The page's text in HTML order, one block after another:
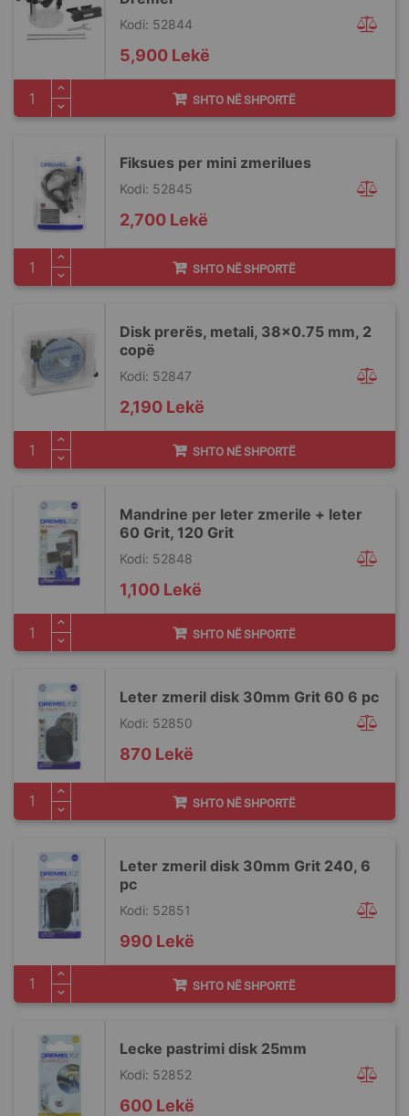
Kodi: 52844
5,900 Lekë
SHTO NË SHPORTË
Fiksues per mini zmerilues
Kodi: 52845
2,700 Lekë
SHTO NË SHPORTË
Disk prerës, metali, 38x0.75 mm, 2
copë
Kodi: 52847
2,190 Lekë
SHTO NË SHPORTË
Mandrine per leter zmerile + leter
60 Grit, 120 Grit
Kodi: 52848
1,100 Lekë
SHTO NË SHPORTË
Leter zmeril disk 30mm Grit 60 6 pc
Kodi: 52850
870 Lekë
SHTO NË SHPORTË
Leter zmeril disk 30mm Grit 240, 6
pc
Kodi: 52851
990 Lekë
SHTO NË SHPORTË
Lecke pastrimi disk 25mm
Kodi: 52852
600 Lekë